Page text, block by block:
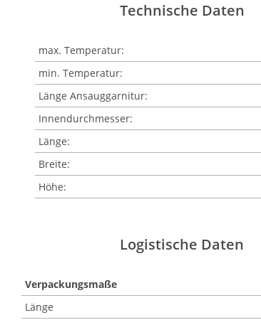
Technische Daten
max. Temperatur:
min. Temperatur:
Länge Ansauggarnitur:
Innendurchmesser:
Länge:
Breite:
Höhe:
Logistische Daten
Verpackungsmaße
Länge